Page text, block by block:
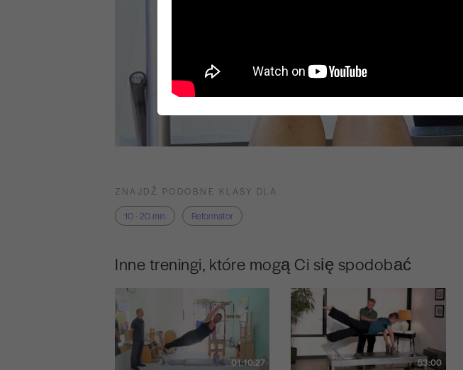
ZNAJDŹ PODOBNE KLASY DLA
10 - 20 min
Reformator
Inne treningi, które mogą Ci się spodobać
01:10:27 53:00